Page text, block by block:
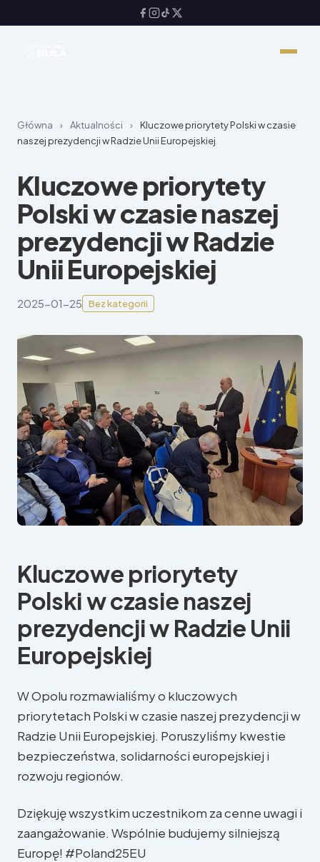
W Parlamencie Europejskim
W regionie
Główna › Aktualności ›
Kluczowe priorytety Polski w czasie
naszej prezydencji w Radzie Unii Europejskiej
Kluczowe priorytety
Polski w czasie naszej
prezydencji w Radzie
Unii Europejskiej
2025-01-25 Bez kategorii
Kluczowe priorytety
Polski w czasie naszej
prezydencji w Radzie Unii
Europejskiej
W Opolu rozmawialiśmy o kluczowych
priorytetach Polski w czasie naszej prezydencji w
Radzie Unii Europejskiej. Poruszyliśmy kwestie
bezpieczeństwa, solidarności europejskiej i
rozwoju regionów.
Dziękuję wszystkim uczestnikom za cenne uwagi i
zaangażowanie. Wspólnie budujemy silniejszą
Europę! #Poland25EU